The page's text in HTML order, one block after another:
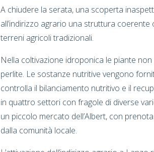
A chiudere la serata, una scoperta
all’indirizzo agrario una struttura
terreni agricoli tradizionali.
Nella coltivazione idroponica le piante
perlite. Le sostanze nutritive vengono
controlla il bilanciamento nutritivo e il
in quattro settori con fragole di diverse
un piccolo mercato dell’Albert, con
dalla comunità locale.